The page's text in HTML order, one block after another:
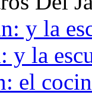
y la
y la
el